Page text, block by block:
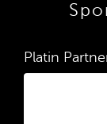
Platin